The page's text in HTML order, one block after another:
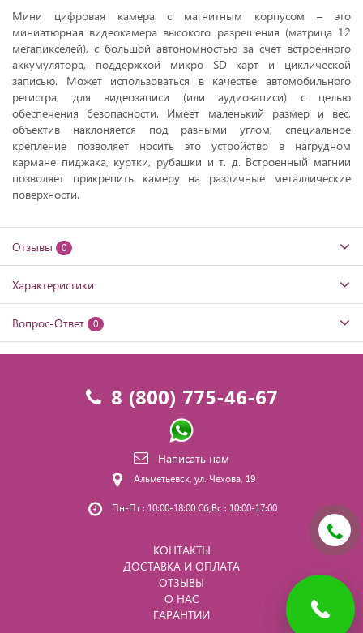
Мини цифровая камера с магнитным корпусом – это
миниатюрная видеокамера высокого разрешения (матрица 12
мегапикселей), с большой автономностью за счет встроенного
аккумулятора, поддержкой микро SD карт и циклической
записью. Может использоваться в качестве автомобильного
регистра, для видеозаписи (или аудиозаписи) с целью
обеспечения безопасности. Имеет маленький размер и вес,
объектив наклоняется под разными углом, специальное
крепление позволяет носить это устройство в нагрудном
кармане пиджака, куртки, рубашки и т. д. Встроенный магнии
позволяет прикрепить камеру на различные металлические
поверхности.
Отзывы 0
Характеристики
Вопрос-Ответ 0
8 (800) 775-46-67
Написать нам
Альметьевск, ул. Чехова, 19
Пн-Пт : 10:00-18:00 Сб,Вс : 10:00-17:00
КОНТАКТЫ
ДОСТАВКА И ОПЛАТА
ОТЗЫВЫ
О НАС
ГАРАНТИИ